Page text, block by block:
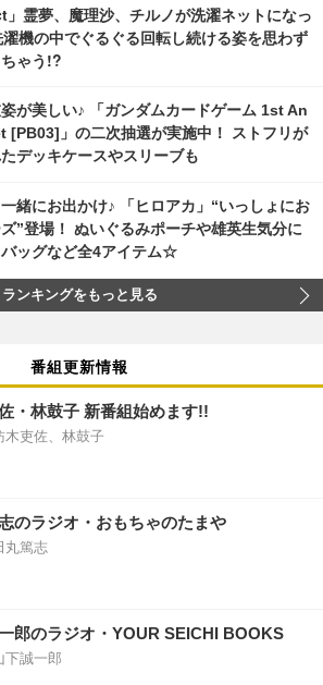
」霊夢、魔理沙、チルノが洗濯ネットになっ
機の中でぐるぐる回転し続ける姿を思わず
ゃう!?
が美しい♪ 「ガンダムカードゲーム 1st An
[PB03]」の二次抽選が実施中！ ストフリが
デッキケースやスリーブも
緒にお出かけ♪ 「ヒロアカ」“いっしょにお
”登場！ ぬいぐるみポーチや雄英生気分に
ッグなど全4アイテム☆
ランキングをもっと見る
番組更新情報
・林鼓子 新番組始めます!!
木吏佐、林鼓子
のラジオ・おもちゃのたまや
丸篤志
郎のラジオ・YOUR SEICHI BOOKS
下誠一郎